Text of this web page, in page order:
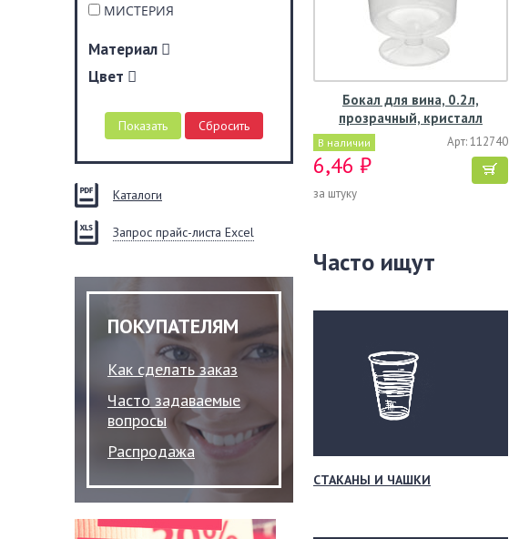
МИСТЕРИЯ
Материал
Цвет
Каталоги
Запрос прайс-листа Excel
ПОКУПАТЕЛЯМ
Как сделать заказ
Часто задаваемые
вопросы
Распродажа
Бокал для вина, 0.2л,
прозрачный, кристалл
В наличии Арт: 112740
6,46 ₽
за штуку
Часто ищут
СТАКАНЫ И ЧАШКИ